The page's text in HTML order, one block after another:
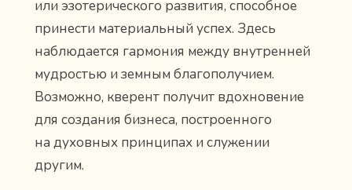
или эзотерического развития, способное
принести материальный успех. Здесь
наблюдается гармония между внутренней
мудростью и земным благополучием.
Возможно, кверент получит вдохновение
для создания бизнеса, построенного
на духовных принципах и служении
другим.